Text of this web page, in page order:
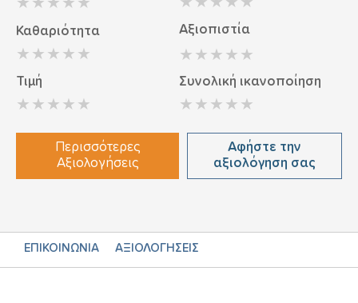
Καθαριότητα Αξιοπιστία
Τιμή Συνολική ικανοποίηση
Περισσότερες
Αξιολογήσεις
Αφήστε την
αξιολόγηση σας
ΕΠΙΚΟΙΝΩΝΙΑ ΑΞΙΟΛΟΓΗΣΕΙΣ